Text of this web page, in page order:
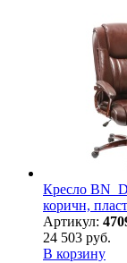
Кресло
коричн,
Артикул:
24 503 руб.
В корзину